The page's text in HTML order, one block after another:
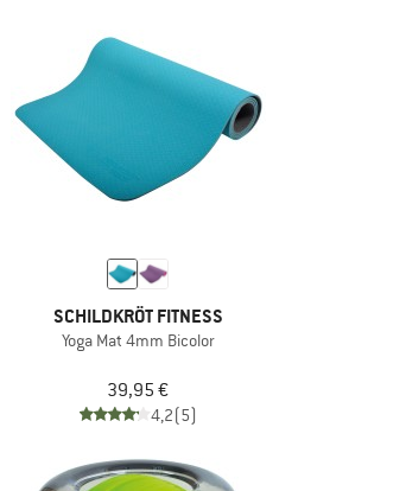
SCHILDKRÖT FITNESS
Yoga Mat 4mm Bicolor
39,95 €
4,2(5)